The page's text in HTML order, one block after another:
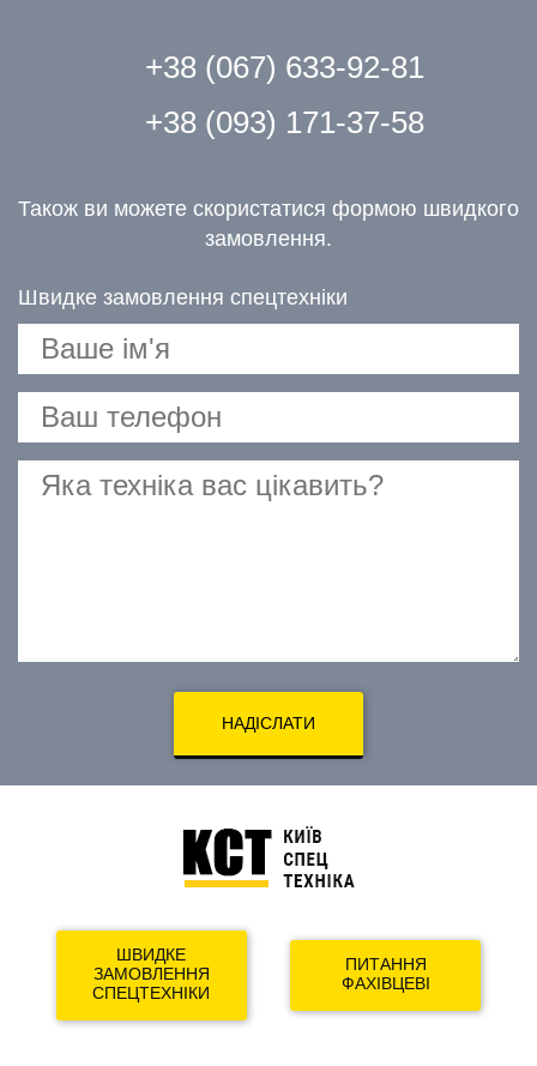
+38 (067) 633-92-81
+38 (093) 171-37-58
Також ви можете скористатися формою швидкого
замовлення.
Швидке замовлення спецтехніки
НАДІСЛАТИ
ШВИДКЕ
ЗАМОВЛЕННЯ
СПЕЦТЕХНІКИ
ПИТАННЯ
ФАХІВЦЕВІ